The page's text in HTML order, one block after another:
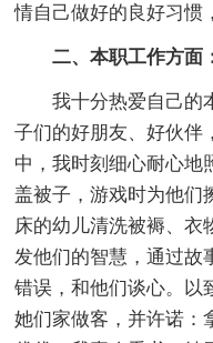
情自己做好的良好习惯
二、本职工作方面
我十分热爱自己的
子们的好朋友、好伙伴
中，我时刻细心耐心地
盖被子，游戏时为他们
床的幼儿清洗被褥、
发他们的智慧，通过故
错误，和他们谈心。以
她们家做客，并许诺：